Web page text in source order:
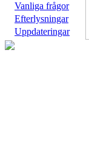
Vanliga frågor
Efterlysningar
Uppdateringar